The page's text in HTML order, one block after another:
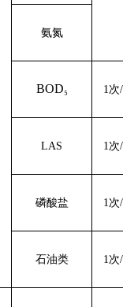
氨氮
BOD₅ 1 次/
LAS 1 次/
磷酸盐 1 次/
石油类 1 次/